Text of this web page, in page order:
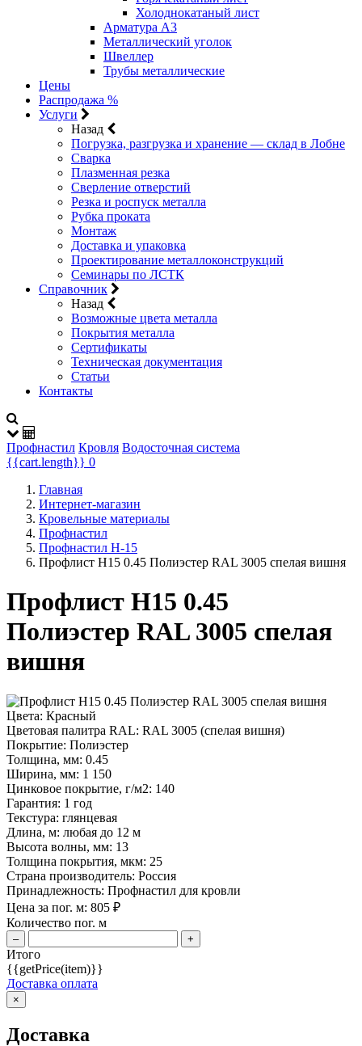
Холоднокатаный лист
Арматура А3
Металлический уголок
Швеллер
Трубы металлические
Цены
Распродажа %
Услуги
Назад
Погрузка, разгрузка и хранение — склад в Лобне
Сварка
Плазменная резка
Сверление отверстий
Резка и роспуск металла
Рубка проката
Монтаж
Доставка и упаковка
Проектирование металлоконструкций
Семинары по ЛСТК
Справочник
Назад
Возможные цвета металла
Покрытия металла
Сертификаты
Техническая документация
Статьи
Контакты
Профнастил Кровля Водосточная система
{{cart.length}} 0
Главная
Интернет-магазин
Кровельные материалы
Профнастил
Профнастил Н-15
Профлист Н15 0.45 Полиэстер RAL 3005 спелая вишня
Профлист Н15 0.45
Полиэстер RAL 3005 спелая
вишня
Цвета: Красный
Цветовая палитра RAL: RAL 3005 (спелая вишня)
Покрытие: Полиэстер
Толщина, мм: 0.45
Ширина, мм: 1 150
Цинковое покрытие, г/м2: 140
Гарантия: 1 год
Текстура: глянцевая
Длина, м: любая до 12 м
Высота волны, мм: 13
Толщина покрытия, мкм: 25
Страна производитель: Россия
Принадлежность: Профнастил для кровли
Цена за пог. м: 805 ₽
Количество пог. м
– +
Итого
{{getPrice(item)}}
Доставка оплата
×
Доставка